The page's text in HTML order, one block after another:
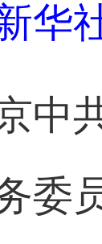
华
中
委